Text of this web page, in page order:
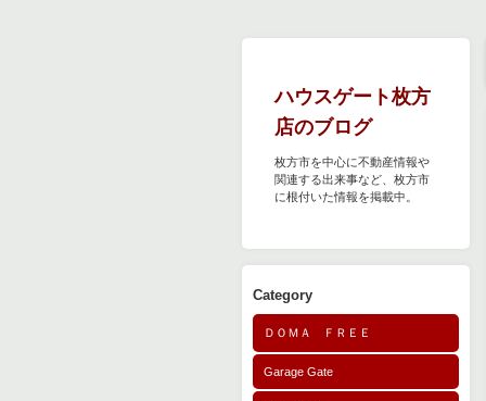
ハウスゲート枚方
店のブログ
枚方市を中心に不動産情報や
関連する出来事など、枚方市
に根付いた情報を掲載中。
Category
ＤＯＭＡ ＦＲＥＥ
Garage Gate